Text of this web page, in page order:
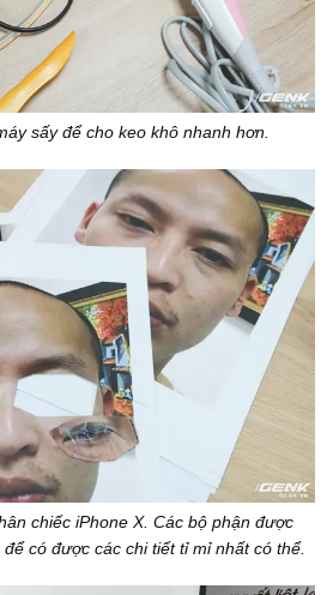
sấy để cho keo khô nhanh hơn.
chiếc iPhone X. Các bộ phận được
có được các chi tiết tỉ mỉ nhất có thể.